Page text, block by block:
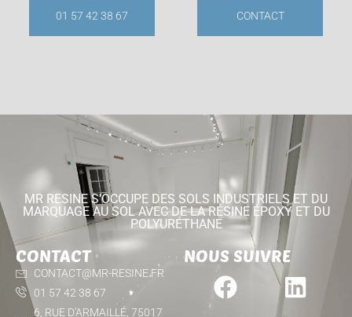
01 57 42 38 67 CONTACT
MR RESINE S'OCCUPE DES SOLS INDUSTRIELS ET DU
MARQUAGE AU SOL AVEC DE LA RÉSINE ÉPOXY ET DU
POLYURÉTHANE
CONTACT
CONTACT@MR-RESINE.FR
01 57 42 38 67
6, RUE D'ARMAILLÉ, 75017
NOUS SUIVRE